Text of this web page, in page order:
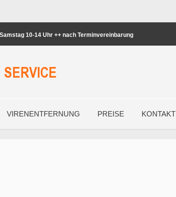
10-14 Uhr ++ nach Terminvereinbarung
VIRENENTFERNUNG PREISE KONTAKT